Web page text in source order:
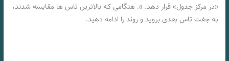
«در مرکز جدول» قرار دهد. ». هنگامی کـه بالاترین تاس ها مقایسه شدند،
بـه جفت تاس بعدی بروید و روند را ادامه دهید.